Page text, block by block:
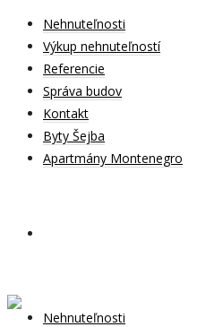
Nehnuteľnosti
Výkup nehnuteľností
Referencie
Správa budov
Kontakt
Byty Šejba
Apartmány Montenegro
Nehnuteľnosti